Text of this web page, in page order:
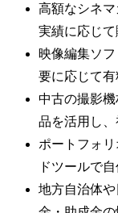
高額なシネマ
実績に応じて
映像編集ソ
要に応じて有
中古の撮影
品を活用し、
ポートフォ
ドツールで
地方自治体